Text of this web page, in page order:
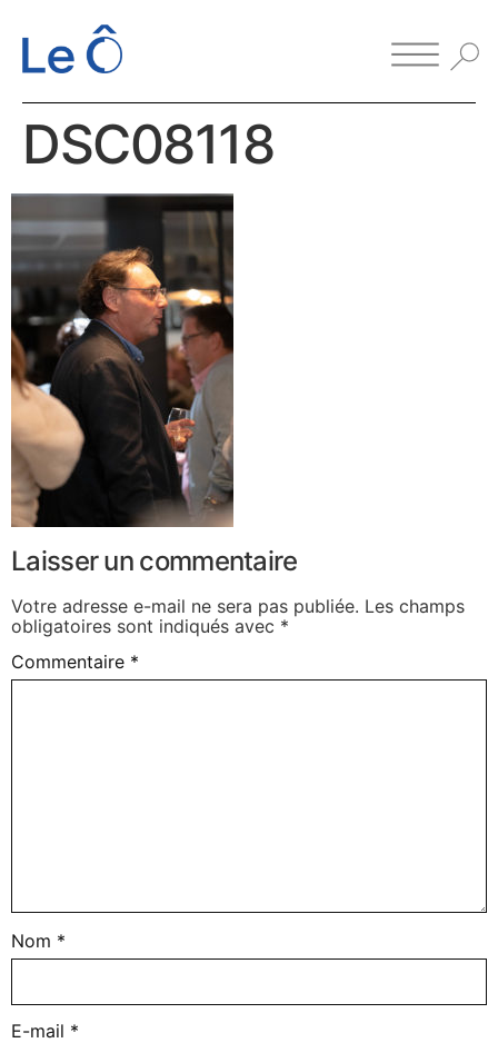
DSC08118
Laisser un commentaire
Votre adresse e-mail ne sera pas publiée. Les champs
obligatoires sont indiqués avec *
Commentaire *
Nom *
E-mail *